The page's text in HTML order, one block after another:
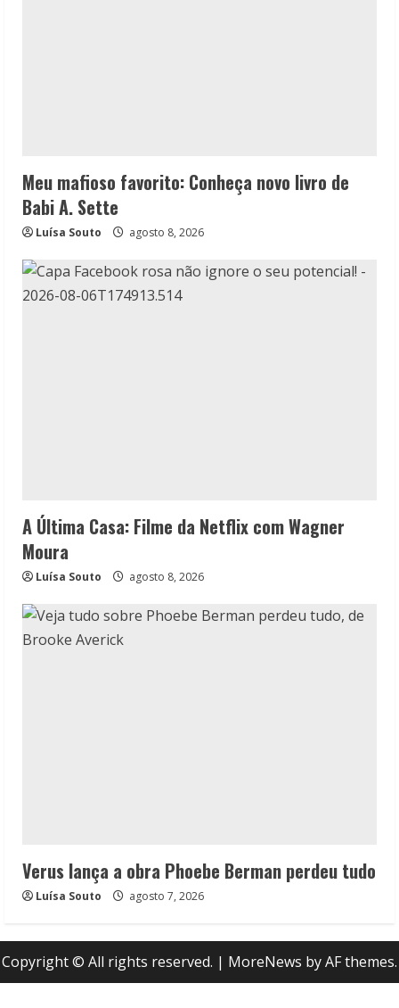
Meu mafioso favorito: Conheça novo livro de
Babi A. Sette
Luísa Souto agosto 8, 2026
A Última Casa: Filme da Netflix com Wagner
Moura
Luísa Souto agosto 8, 2026
Verus lança a obra Phoebe Berman perdeu tudo
Luísa Souto agosto 7, 2026
Copyright © All rights reserved. | MoreNews by AF themes.